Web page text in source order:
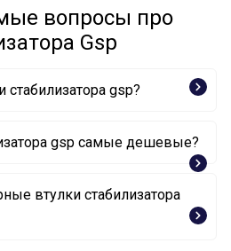
вопросы про
Gsp
gsp?
gsp самые дешевые?
510066 GSP
510232 GSP
втулки стабилизатора